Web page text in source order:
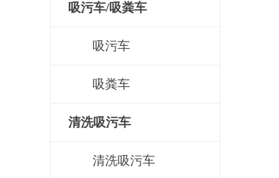
吸污车/吸粪车
吸污车
吸粪车
清洗吸污车
清洗吸污车